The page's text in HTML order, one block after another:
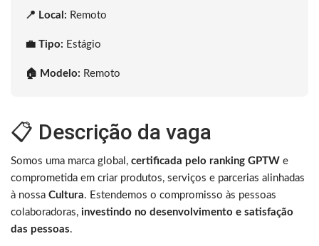
📍 Local: Remoto
💼 Tipo: Estágio
🏠 Modelo: Remoto
📋 Descrição da vaga
Somos uma marca global, certificada pelo ranking GPTW e
comprometida em criar produtos, serviços e parcerias alinhadas
à nossa Cultura. Estendemos o compromisso às pessoas
colaboradoras, investindo no desenvolvimento e satisfação
das pessoas.